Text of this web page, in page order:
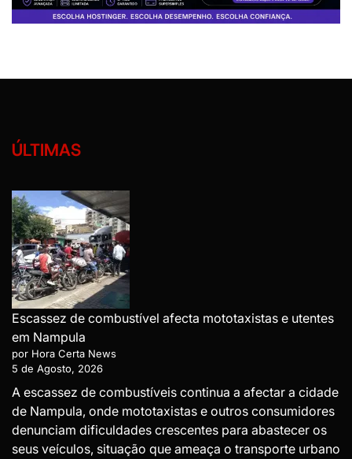
ÚLTIMAS
Escassez de combustível afecta mototaxistas e utentes
em Nampula
por Hora Certa News
5 de Agosto, 2026
A escassez de combustíveis continua a afectar a cidade
de Nampula, onde mototaxistas e outros consumidores
denunciam dificuldades crescentes para abastecer os
seus veículos, situação que ameaça o transporte urbano